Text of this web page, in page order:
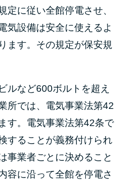
定に従い全館停電させ、
気設備は安全に使えるよ
ます。その規定が保安規
ルなど600ボルトを超え
所では、電気事業法第42
す。電気事業法第42条で
することが義務付けられ
事業者ごとに決めること
容に沿って全館を停電さ